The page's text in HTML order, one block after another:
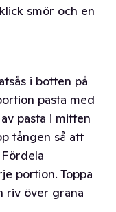
smör och en
i botten på
pasta med
pasta i mitten
tången så att
portion. Toppa
riv över grana